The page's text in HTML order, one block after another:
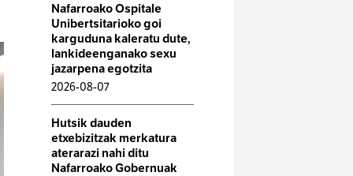
Nafarroako Ospitale
Unibertsitarioko goi
karguduna kaleratu dute,
lankideenganako sexu
jazarpena egotzita
2026-08-07
Hutsik dauden
etxebizitzak merkatura
aterarazi nahi ditu
Nafarroako Gobernuak